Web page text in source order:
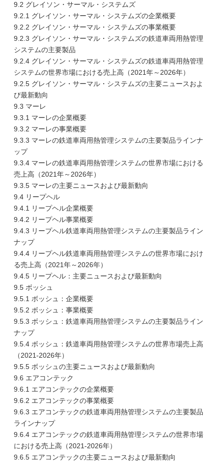
9.2 グレイソン・サーマル・システムズ
9.2.1 グレイソン・サーマル・システムズの企業概要
9.2.2 グレイソン・サーマル・システムズの事業概要
9.2.3 グレイソン・サーマル・システムズの鉄道車両用熱管理
システムの主要製品
9.2.4 グレイソン・サーマル・システムズの鉄道車両用熱管理
システムの世界市場における売上高（2021年～2026年）
9.2.5 グレイソン・サーマル・システムズの主要ニュースおよ
び最新動向
9.3 マーレ
9.3.1 マーレの企業概要
9.3.2 マーレの事業概要
9.3.3 マーレの鉄道車両用熱管理システムの主要製品ラインナ
ップ
9.3.4 マーレの鉄道車両用熱管理システムの世界市場における
売上高（2021年～2026年）
9.3.5 マーレの主要ニュースおよび最新動向
9.4 リープヘル
9.4.1 リープヘル企業概要
9.4.2 リープヘル事業概要
9.4.3 リープヘル鉄道車両用熱管理システムの主要製品ライン
ナップ
9.4.4 リープヘル鉄道車両用熱管理システムの世界市場におけ
る売上高（2021年～2026年）
9.4.5 リープヘル：主要ニュースおよび最新動向
9.5 ボッシュ
9.5.1 ボッシュ：企業概要
9.5.2 ボッシュ：事業概要
9.5.3 ボッシュ：鉄道車両用熱管理システムの主要製品ライン
ナップ
9.5.4 ボッシュ：鉄道車両用熱管理システムの世界市場売上高
（2021-2026年）
9.5.5 ボッシュの主要ニュースおよび最新動向
9.6 エアコンテック
9.6.1 エアコンテックの企業概要
9.6.2 エアコンテックの事業概要
9.6.3 エアコンテックの鉄道車両用熱管理システムの主要製品
ラインナップ
9.6.4 エアコンテックの鉄道車両用熱管理システムの世界市場
における売上高（2021-2026年）
9.6.5 エアコンテックの主要ニュースおよび最新動向